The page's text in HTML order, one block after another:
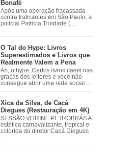
Bonafé
Após uma operação fracassada
contra traficantes em São Paulo, a
policial Patrícia Trindade ( ...
O Tal do Hype: Livros
Superestimados e Livros que
Realmente Valem a Pena
Ah, o hype. Certos livros caem nas
graças dos leitores e você não
consegue abrir uma rede social ...
Xica da Silva, de Cacá
Diegues (Restauração em 4K)
SESSÃO VITRINE PETROBRÁS A
estética carnavalizante, tropical e
colorida do diretor Cacá Diegues